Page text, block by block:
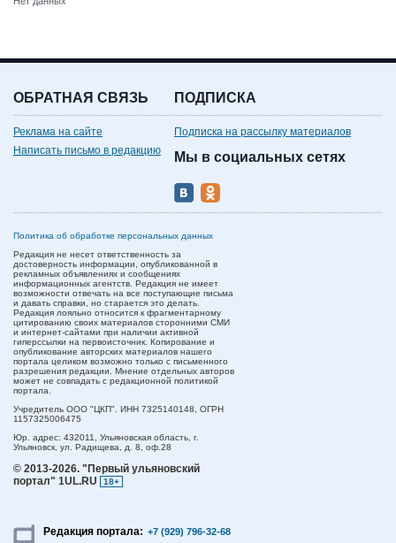
ОБРАТНАЯ СВЯЗЬ
Реклама на сайте
Написать письмо в редакцию
ПОДПИСКА
Подписка на рассылку материалов
Мы в социальных сетях
Политика об обработке персональных данных
Редакция не несет ответственность за
достоверность информации, опубликованной в
рекламных объявлениях и сообщениях
информационных агентств. Редакция не имеет
возможности отвечать на все поступающие письма
и давать справки, но старается это делать.
Редакция лояльно относится к фрагментарному
цитированию своих материалов сторонними СМИ
и интернет-сайтами при наличии активной
гиперссылки на первоисточник. Копирование и
опубликование авторских материалов нашего
портала целиком возможно только с письменного
разрешения редакции. Мнение отдельных авторов
может не совпадать с редакционной политикой
портала.
Учредитель ООО "ЦКП". ИНН 7325140148, ОГРН
1157325006475
Юр. адрес: 432011, Ульяновская область, г.
Ульяновск, ул. Радищева, д. 8, оф.28
© 2013-2026. "Первый ульяновский
портал" 1UL.RU
18+
Редакция портала: +7 (929) 796-32-68